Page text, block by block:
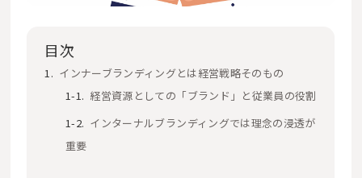
目次
インナーブランディングとは経営戦略そのもの
経営資源としての「ブランド」と従業員の役割
インターナルブランディングでは理念の浸透が
重要